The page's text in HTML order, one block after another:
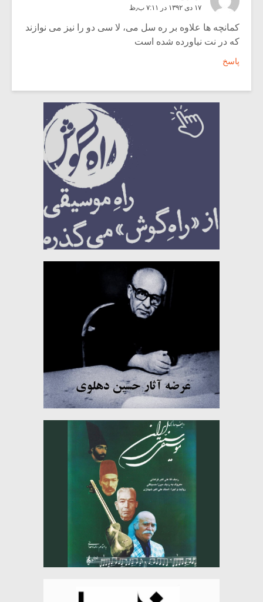
۱۷ دی ۱۳۹۲ در ۷:۱۱ ب٫ظ
کمانچه ها علاوه بر ره سل می، لا سی دو را نیز می نوازند
که در نت نیاورده شده است
پاسخ